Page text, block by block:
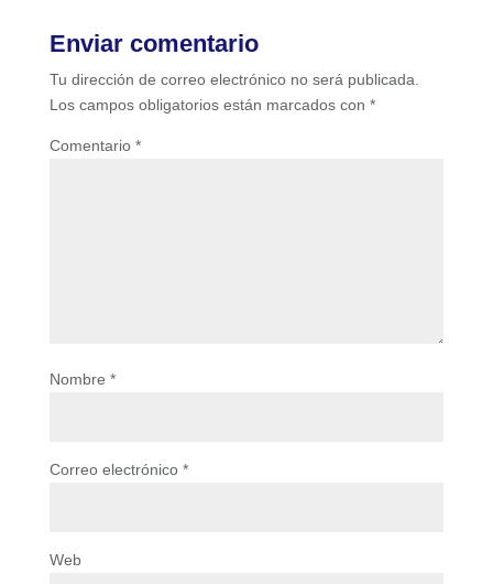
Enviar comentario
Tu dirección de correo electrónico no será publicada.
Los campos obligatorios están marcados con *
Comentario *
Nombre *
Correo electrónico *
Web